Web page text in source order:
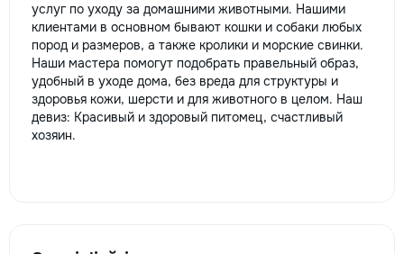
услуг по уходу за домашними животными. Нашими
клиентами в основном бывают кошки и собаки любых
пород и размеров, а также кролики и морские свинки.
Наши мастера помогут подобрать правельный образ,
удобный в уходе дома, без вреда для структуры и
здоровья кожи, шерсти и для животного в целом. Наш
девиз: Красивый и здоровый питомец, счастливый
хозяин.